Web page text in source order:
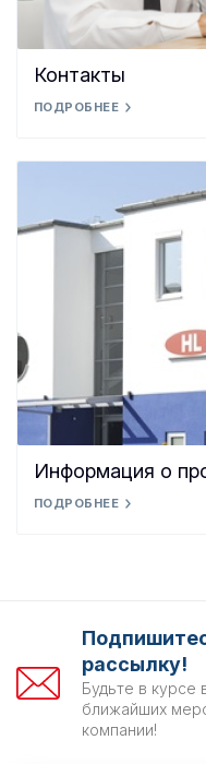
Контакты
ПОДРОБНЕЕ
Информация о
ПОДРОБНЕЕ
рассылку!
Будьте в курсе
ближайших
компании!